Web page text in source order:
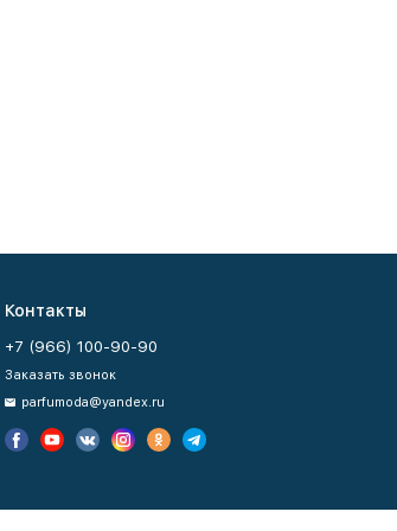
Контакты
+7 (966) 100-90-90
Заказать звонок
parfumoda@yandex.ru